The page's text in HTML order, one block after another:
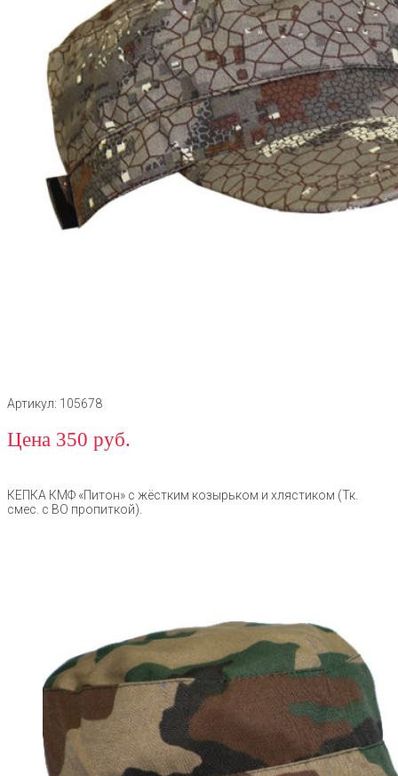
Артикул: 105678
Цена 350 руб.
КЕПКА КМФ «Питон» с жёстким козырьком и хлястиком (Тк.
смес. с ВО пропиткой).